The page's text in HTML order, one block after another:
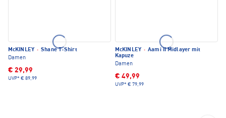
McKINLEY · Shane T-Shirt
Damen
€ 29,99
UVP* € 89,99
McKINLEY · Aami II Midlayer mit
Kapuze
Damen
€ 49,99
UVP* € 79,99